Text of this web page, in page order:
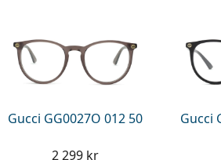
Gucci GG0027O 012 50
2 299 kr
Gucci